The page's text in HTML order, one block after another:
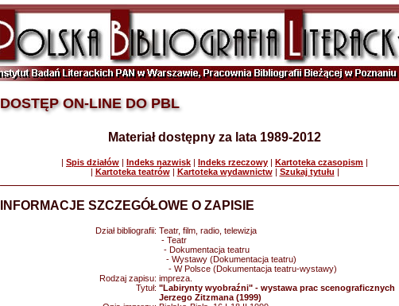
DOSTĘP ON-LINE DO PBL
Materiał dostępny za lata 1989-2012
| Spis działów | Indeks nazwisk | Indeks rzeczowy | Kartoteka czasopism |
| Kartoteka teatrów| Kartoteka wydawnictw| Szukaj tytułu |
INFORMACJE SZCZEGÓŁOWE O ZAPISIE
Dział bibliografii: Teatr, film, radio, telewizja
- Teatr
- Dokumentacja teatru
- Wystawy (Dokumentacja teatru)
- W Polsce (Dokumentacja teatru-wystawy)
Rodzaj zapisu: impreza.
Tytuł: "Labirynty wyobraźni" - wystawa prac scenograficznych
Jerzego Zitzmana (1999)